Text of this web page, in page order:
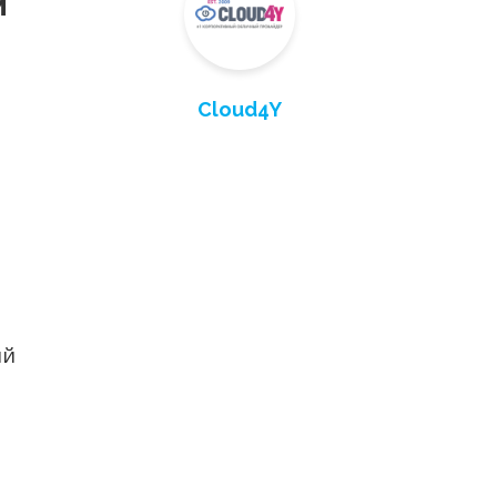
Cloud4Y